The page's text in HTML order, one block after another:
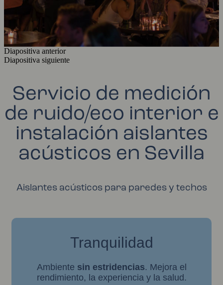
Diapositiva anterior
Diapositiva siguiente
Servicio de medición
de ruido/eco interior e
instalación aislantes
acústicos en Sevilla
Aislantes acústicos para paredes y techos
Tranquilidad
Ambiente sin estridencias. Mejora el
rendimiento, la experiencia y la salud.